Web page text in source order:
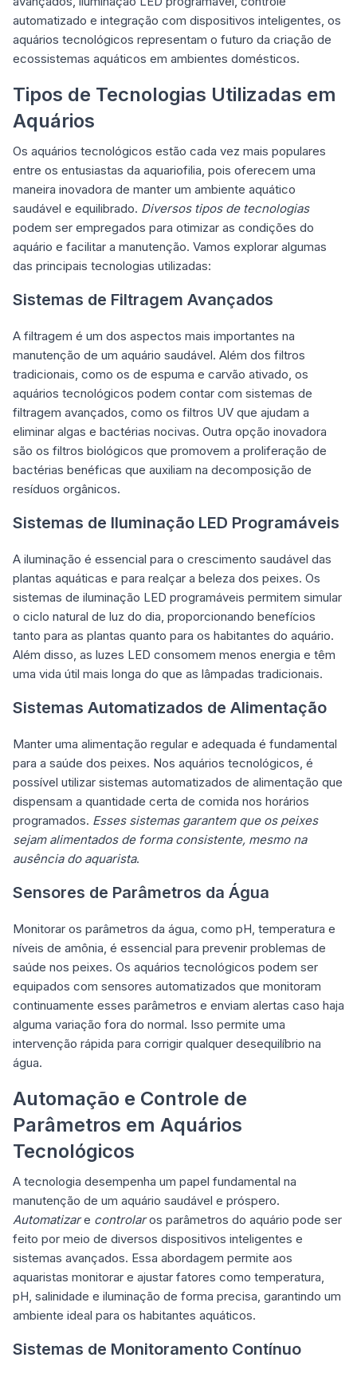
automatizado e integração com dispositivos inteligentes, os
aquários tecnológicos representam o futuro da criação de
ecossistemas aquáticos em ambientes domésticos.
Tipos de Tecnologias Utilizadas em
Aquários
Os aquários tecnológicos estão cada vez mais populares
entre os entusiastas da aquariofilia, pois oferecem uma
maneira inovadora de manter um ambiente aquático
saudável e equilibrado. Diversos tipos de tecnologias
podem ser empregados para otimizar as condições do
aquário e facilitar a manutenção. Vamos explorar algumas
das principais tecnologias utilizadas:
Sistemas de Filtragem Avançados
A filtragem é um dos aspectos mais importantes na
manutenção de um aquário saudável. Além dos filtros
tradicionais, como os de espuma e carvão ativado, os
aquários tecnológicos podem contar com sistemas de
filtragem avançados, como os filtros UV que ajudam a
eliminar algas e bactérias nocivas. Outra opção inovadora
são os filtros biológicos que promovem a proliferação de
bactérias benéficas que auxiliam na decomposição de
resíduos orgânicos.
Sistemas de Iluminação LED Programáveis
A iluminação é essencial para o crescimento saudável das
plantas aquáticas e para realçar a beleza dos peixes. Os
sistemas de iluminação LED programáveis permitem simular
o ciclo natural de luz do dia, proporcionando benefícios
tanto para as plantas quanto para os habitantes do aquário.
Além disso, as luzes LED consomem menos energia e têm
uma vida útil mais longa do que as lâmpadas tradicionais.
Sistemas Automatizados de Alimentação
Manter uma alimentação regular e adequada é fundamental
para a saúde dos peixes. Nos aquários tecnológicos, é
possível utilizar sistemas automatizados de alimentação que
dispensam a quantidade certa de comida nos horários
programados. Esses sistemas garantem que os peixes
sejam alimentados de forma consistente, mesmo na
ausência do aquarista.
Sensores de Parâmetros da Água
Monitorar os parâmetros da água, como pH, temperatura e
níveis de amônia, é essencial para prevenir problemas de
saúde nos peixes. Os aquários tecnológicos podem ser
equipados com sensores automatizados que monitoram
continuamente esses parâmetros e enviam alertas caso haja
alguma variação fora do normal. Isso permite uma
intervenção rápida para corrigir qualquer desequilíbrio na
água.
Automação e Controle de
Parâmetros em Aquários
Tecnológicos
A tecnologia desempenha um papel fundamental na
manutenção de um aquário saudável e próspero.
Automatizare controlaros parâmetros do aquário pode ser
feito por meio de diversos dispositivos inteligentes e
sistemas avançados. Essa abordagem permite aos
aquaristas monitorar e ajustar fatores como temperatura,
pH, salinidade e iluminação de forma precisa, garantindo um
ambiente ideal para os habitantes aquáticos.
Sistemas de Monitoramento Contínuo